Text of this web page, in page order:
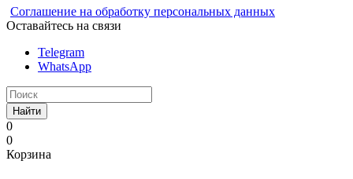
Соглашение на обработку персональных данных
Оставайтесь на связи
Telegram
WhatsApp
Найти
0
0
Корзина